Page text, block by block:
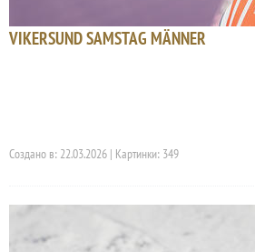
VIKERSUND SAMSTAG MÄNNER
Создано в: 22.03.2026 | Картинки: 349